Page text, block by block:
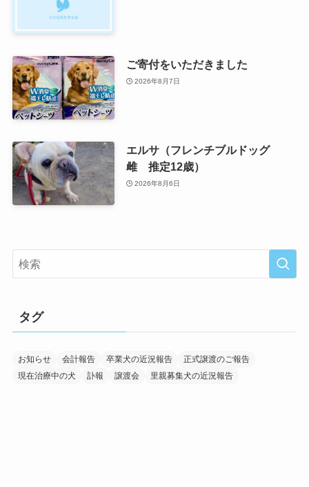
ご寄付をいただきました
2026年8月7日
エルサ（フレンチブルドッグ
雌 推定12歳）
2026年8月6日
タグ
お知らせ 会計報告 卒業犬の近況報告
正式譲渡のご報告
現在治療中の犬
訃報 譲渡会 里親募集犬の近況報告